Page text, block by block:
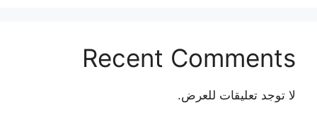
Recent Comments
لا توجد تعليقات للعرض.